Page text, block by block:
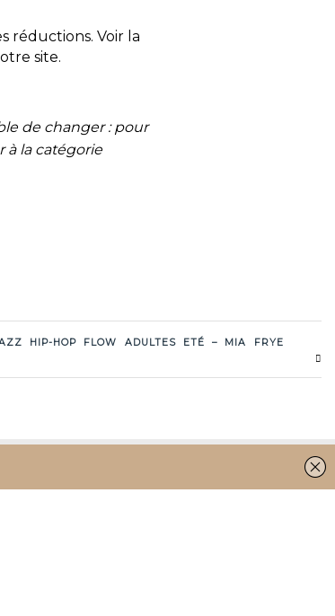
réductions. Voir la
site.
de changer : pour
à la catégorie
HIP-HOP FLOW ADULTES ETÉ – MIA FRYE
REVENIR EN HAUT DE LA PAGE